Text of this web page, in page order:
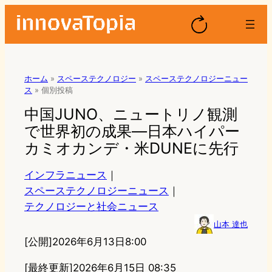
ホーム » スペーステクノロジー » スペーステクノロジーニュー
ス » 個別投稿
中国JUNO、ニュートリノ観測
で世界初の成果―日本ハイパー
カミオカンデ・米DUNEに先行
インフラニュース ｜
スペーステクノロジーニュース ｜
テクノロジーと社会ニュース
山本 達也
[公開]2026年6月13日8:00
[最終更新]2026年6月15日 08:35